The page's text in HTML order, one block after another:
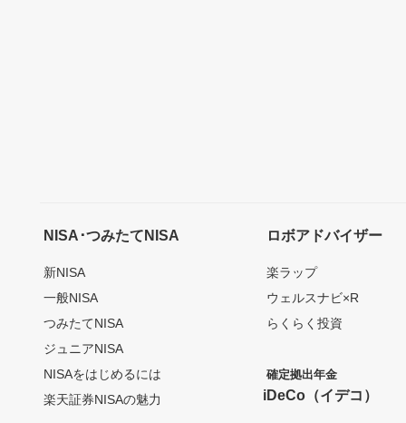
NISA･つみたてNISA
新NISA
一般NISA
つみたてNISA
ジュニアNISA
NISAをはじめるには
楽天証券NISAの魅力
ロボアドバイザー
楽ラップ
ウェルスナビ×R
らくらく投資
確定拠出年金
iDeCo（イデコ）